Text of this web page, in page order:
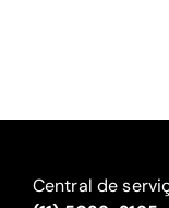
Central de